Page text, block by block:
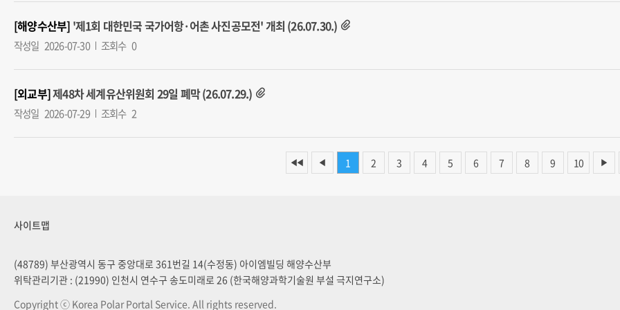
[해양수산부] '제1회 대한민국 국가어항·어촌 사진공모전' 개최 (26.07.30.)
작성일 2026-07-30 조회수 0
[외교부]제48차 세계유산위원회 29일 폐막 (26.07.29.)
작성일 2026-07-29 조회수 2
◀◀ ◀ 1 2 3 4 5 6 7 8 9 10 ▶
사이트맵
(48789) 부산광역시 동구 중앙대로 361번길 14(수정동) 아이엠빌딩 해양수산부
위탁관리기관 : (21990) 인천시 연수구 송도미래로 26 (한국해양과학기술원 부설 극지연구소)
Copyright ⓒ Korea Polar Portal Service. All rights reserved.